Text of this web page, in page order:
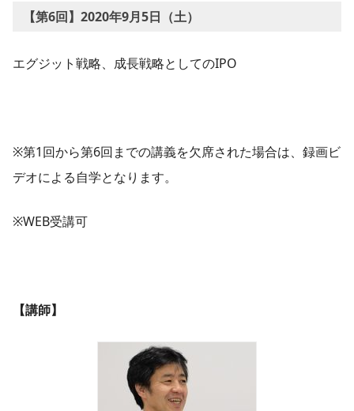
【第6回】2020年9月5日（土）
エグジット戦略、成長戦略としてのIPO
※第1回から第6回までの講義を欠席された場合は、録画ビ
デオによる自学となります。
※WEB受講可
【講師】